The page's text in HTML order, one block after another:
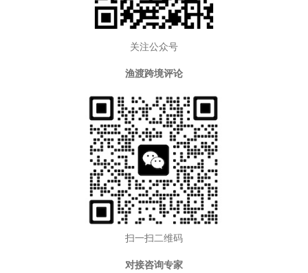
关注公众号
渔渡跨境评论
扫一扫二维码
对接咨询专家